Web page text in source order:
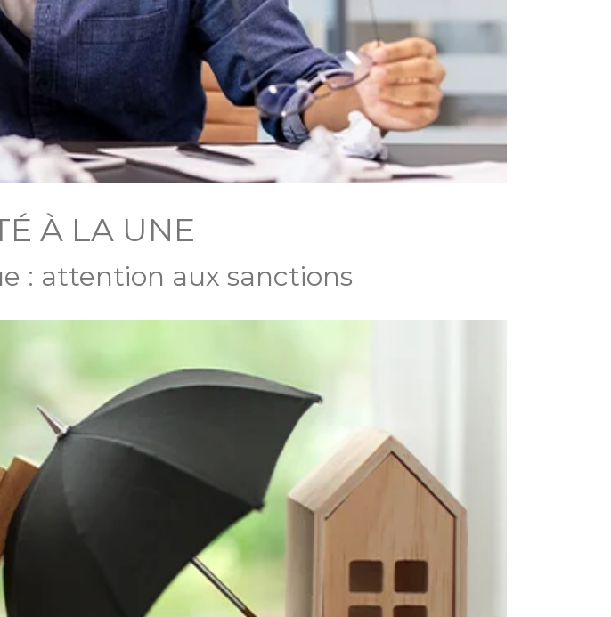
À LA UNE
: attention aux sanctions